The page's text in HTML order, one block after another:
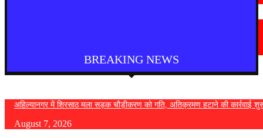
BREAKING NEWS
अहिल्यानगर में शिरसाठ मला सड़क चौड़ीकरण को गति, अतिक्रमण हटाने की कार्रवाई
August 7, 2026